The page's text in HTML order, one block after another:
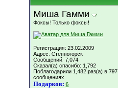
Миша Гамми
Фоксы! Только фоксы!
Регистрация: 23.02.2009
Адрес: Степногорск
Сообщений: 7,074
Сказал(а) спасибо: 1,792
Поблагодарили 1,482 раз(а) в 797
сообщениях
Подарков: 6